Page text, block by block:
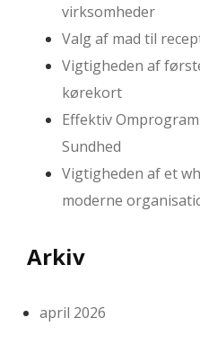
virksomheder
Valg af mad til
Vigtigheden af
kørekort
Effektiv
Sundhed
Vigtigheden af et
moderne
Arkiv
april 2026